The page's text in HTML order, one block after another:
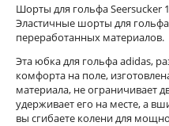
Шорты для гольфа Seersucker
Эластичные шорты для
переработанных материалов.
Эта юбка для гольфа adidas,
комфорта на поле,
материала, не ограничивает
удерживает его на месте, а
вы сгибаете колени для